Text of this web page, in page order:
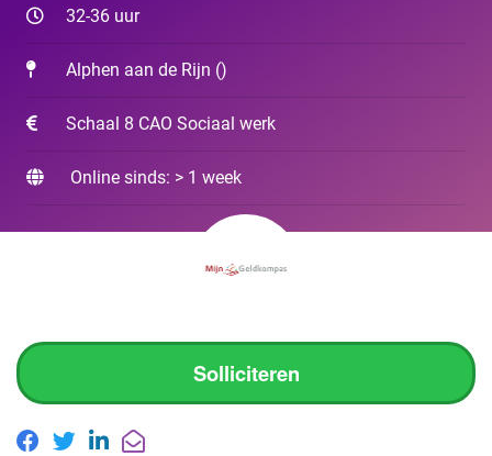
32-36 uur
Alphen aan de Rijn ()
Schaal 8 CAO Sociaal werk
Online sinds: > 1 week
Solliciteren